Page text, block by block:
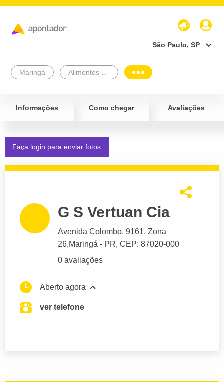
São Paulo, SP
Maringá
Informações Como chegar Avaliações
Faça login para enviar fotos
G S Vertuan Cia
Avenida Colombo, 9161, Zona
26,Maringá - PR, CEP: 87020-000
0 avaliações
Aberto agora
ver telefone